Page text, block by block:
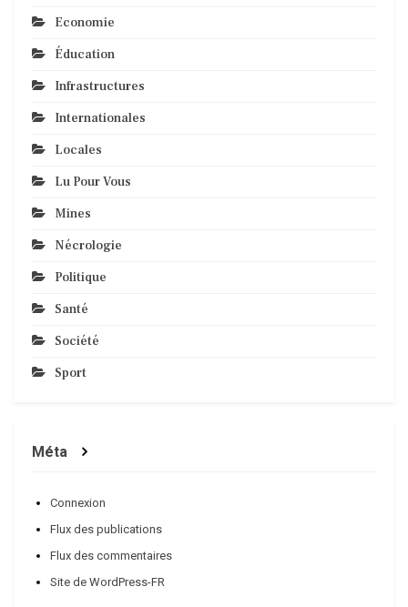
Economie
Éducation
Infrastructures
Internationales
Locales
Lu Pour Vous
Mines
Nécrologie
Politique
Santé
Société
Sport
Méta
Connexion
Flux des publications
Flux des commentaires
Site de WordPress-FR